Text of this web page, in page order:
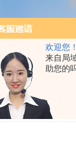
欢迎您！
来自局
助您的
我的位置：